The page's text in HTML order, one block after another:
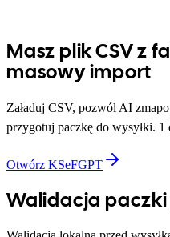
Masz plik CSV z
masowy import
Załaduj CSV, pozwól AI
przygotuj paczkę do wysyłki.
Otwórz KSeFGPT
Walidacja paczki